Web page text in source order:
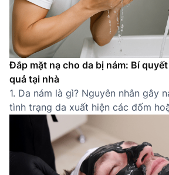
Đắp mặt nạ cho da bị nám: Bí
quả tại nhà
1. Da nám là gì? Nguyên nhân gây
tình trạng da xuất hiện các đốm
sẫm do sự gia tăng bất thường của
Thường gặp ở các khu vực dễ tiếp
gò má, trán, mũi, quanh miệng,